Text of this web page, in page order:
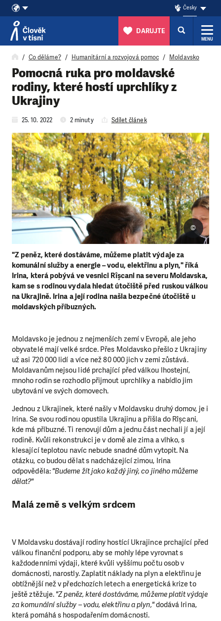
Přeskočit na obsah
Česky
DARUJTE
MENU
Co děláme? Humanitární a rozvojová pomoc Moldavsko
Pomocná ruka pro moldavské
rodiny, které hostí uprchlíky z
Ukrajiny
25. 10. 2022 2 minuty Sdílet článek
"Z peněz, které dostáváme, můžeme platit výdaje za
komunální služby a energie – vodu, elektřinu a plyn," říká
Irina, která pobývá ve vesnici Rîșcani na severu Moldavska,
kam se s rodinou vydala hledat útočiště před ruskou válkou
na Ukrajině. Irina a její rodina našla bezpečné útočiště u
moldavských příbuzných.
©
Moldavsko je jednou z nejmenších zemí v Evropě, ale jeho
obyvatelé mají velké srdce. Přes Moldavsko přešlo z Ukrajiny
už asi 720 000 lidí a více než 80 000 jich v zemi zůstává.
Moldavanům nejsou lidé prchající před válkou lhostejní,
mnoho rodin se rozhodlo přijmout uprchlíky a nabídlo jim
ubytování ve svých domovech.
Jednou z Ukrajinek, které našly v Moldavsku druhý domov, je i
Irina. Se svou rodinou opustila Ukrajinu a přišla do Rîșcani,
kde má příbuzné. Ti renovují dům a jednu část nechali jí a její
rodině. Kvůli rekonstrukci je v domě ale zima a vlhko, s
klesající teplotou navíc nebude snadné dům vytopit. Na
otázku, co budou dělat s nadcházející zimou, Irina
odpověděla: "Budeme žít jako každý jiný, co jiného můžeme
dělat?"
Malá země s velkým srdcem
V Moldavsku dostávají rodiny hostící Ukrajince prchající před
válkou finanční podporu, aby se mohly lépe vyrovnat s
každodenními výdaji, které kvůli vyššímu počtu osob v
domácnosti, narostly. Zaplatit náklady na plyn a elektřinu je
obtížnější než v předchozích letech a energetická krize to
ještě ztěžuje. "Z peněz, které dostáváme, můžeme platit výdaje
za komunální služby – vodu, elektřinu a plyn,"dodává Irina,
která pomáhá s hospodařením domácnosti.